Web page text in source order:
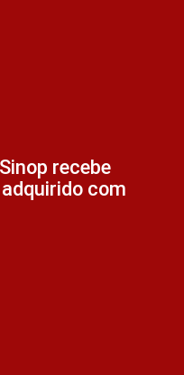
recebe
com